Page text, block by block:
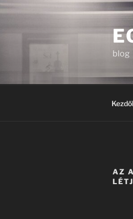
Tartalomhoz
blog
AZ